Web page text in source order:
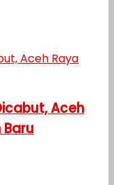
Aceh